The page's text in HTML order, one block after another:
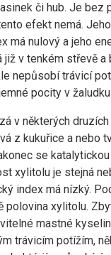
či hub. Je bez
efekt nemá.
má nulový a jeho
v tenkém střevě
nepůsobí trávicí
pocity v
v některých
z kukuřice a nebo
se
xylitolu je stejná
index má nízký.
polovina xylitolu.
mastné
trávicím potížím,